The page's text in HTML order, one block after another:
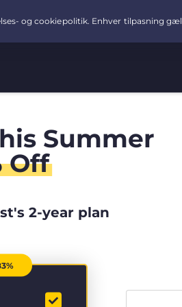
Summer
Off
2-year plan